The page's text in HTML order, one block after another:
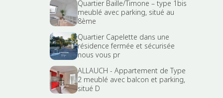
Quartier Baille/Timone – type 1bis
meublé avec parking, situé au
8ème
Quartier Capelette dans une
résidence fermée et sécurisée
nous vous pr
ALLAUCH - Appartement de Type
2 meublé avec balcon et parking,
situé D